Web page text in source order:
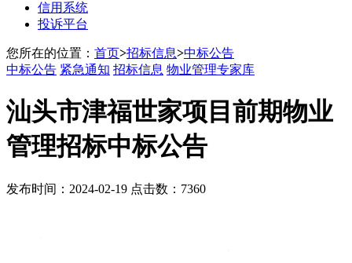
信用系统
投诉平台
您所在的位置： 首页>招标信息>中标公告
中标公告 紧急通知 招标信息 物业管理专家库
汕头市津福世家项目前期物业
管理招标中标公告
发布时间：2024-02-19 点击数：7360